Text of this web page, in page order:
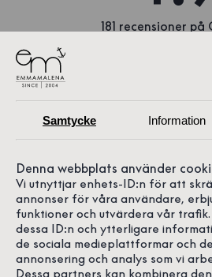
181 recensioner på
Samtycke Information
Denna webbplats använder
Vi utnyttjar enhets-ID:n för att
annonser för våra användare,
funktioner och utvärdera vår
dessa ID:n och ytterligare
de sociala medieplattformar och
annonsering och analys som vi
Dessa partners kan kombinera